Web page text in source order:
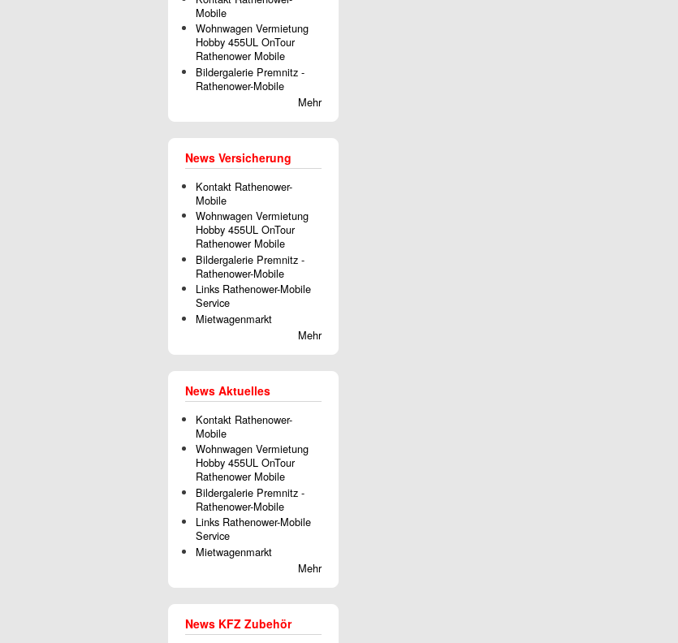
Mobile
Wohnwagen Vermietung
Hobby 455UL OnTour
Rathenower Mobile
Bildergalerie Premnitz -
Rathenower-Mobile
Mehr
News Versicherung
Kontakt Rathenower-
Mobile
Wohnwagen Vermietung
Hobby 455UL OnTour
Rathenower Mobile
Bildergalerie Premnitz -
Rathenower-Mobile
Links Rathenower-Mobile
Service
Mietwagenmarkt
Mehr
News Aktuelles
Kontakt Rathenower-
Mobile
Wohnwagen Vermietung
Hobby 455UL OnTour
Rathenower Mobile
Bildergalerie Premnitz -
Rathenower-Mobile
Links Rathenower-Mobile
Service
Mietwagenmarkt
Mehr
News KFZ Zubehör